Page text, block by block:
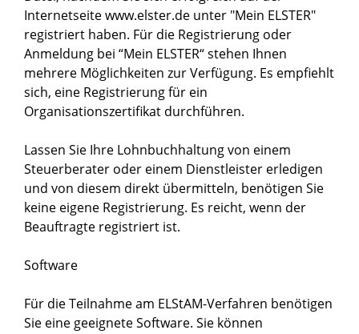
Internetseitewww.elster.de unter "Mein ELSTER"
registriert haben. Für die Registrierung oder
Anmeldung bei “Mein ELSTER“ stehen Ihnen
mehrere Möglichkeiten zur Verfügung. Es empfiehlt
sich, eine Registrierung für ein
Organisationszertifikat durchführen.
Lassen Sie Ihre Lohnbuchhaltung von einem
Steuerberater oder einem Dienstleister erledigen
und von diesem direkt übermitteln, benötigen Sie
keine eigene Registrierung. Es reicht, wenn der
Beauftragte registriert ist.
Software
Für die Teilnahme am ELStAM-Verfahren benötigen
Sie eine geeignete Software. Sie können